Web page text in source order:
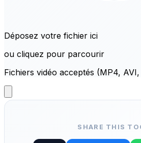
Déposez votre fichier ici
ou cliquez pour parcourir
Fichiers vidéo acceptés (MP4,
SHARE THIS